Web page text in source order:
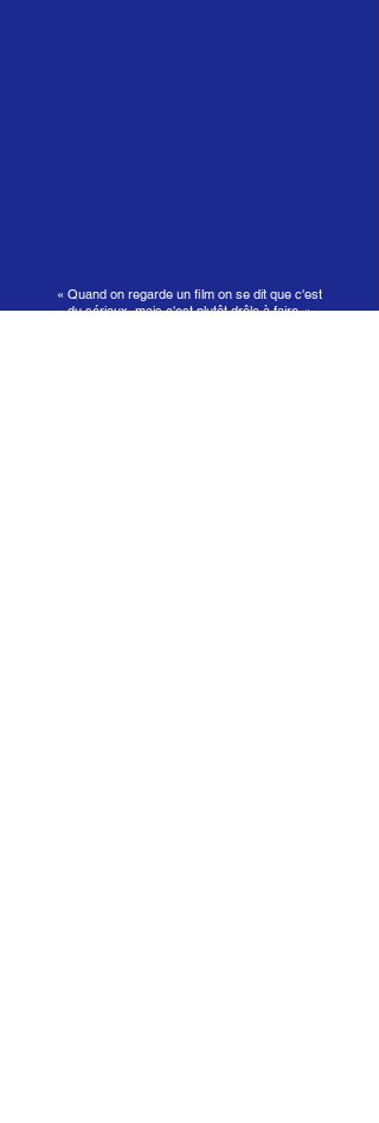
« Quand on regarde un film on se dit que c'est
du sérieux, mais c'est plutôt drôle à faire. »